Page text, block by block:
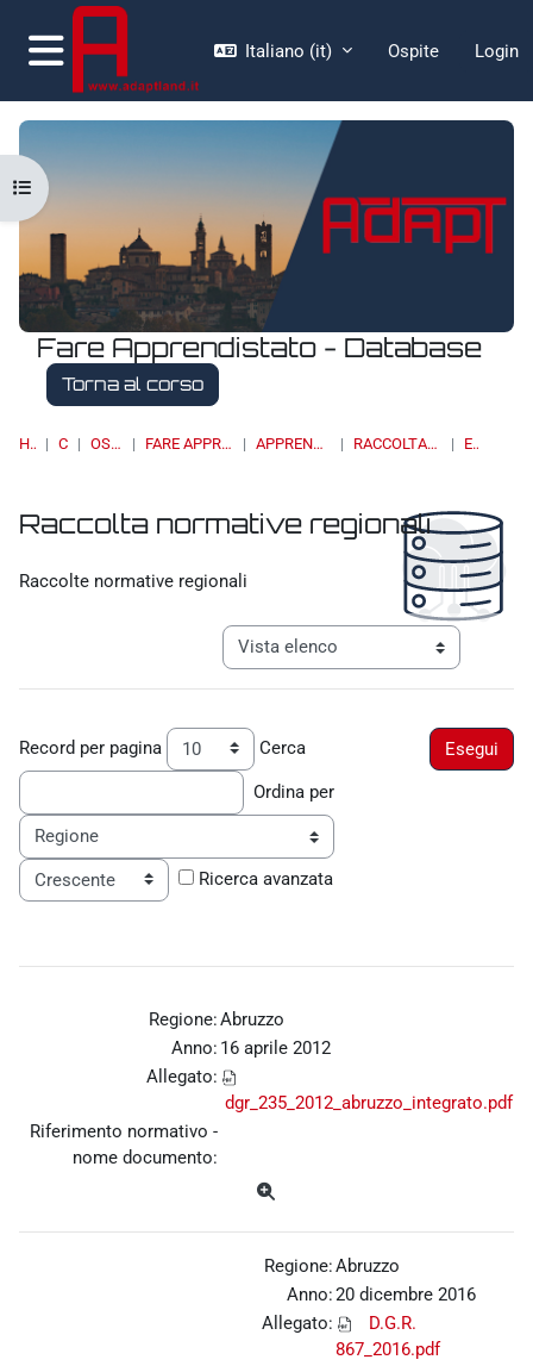
Vai al contenuto principale
Pannello laterale
Italiano ‎(it)‎ Ospite Login
Fare Apprendistato - Database
Torna al corso
HOME CORSI OSSERVATORI FARE APPRENDISTATO - DATABASE APPRENDISTATO DI I LIVELLO RACCOLTA NORMATIVE REGIONALI ELENCO
Apri indice del corso
Raccolta normative regionali
Raccolte normative regionali
Navigazione terziaria modalità
Record per pagina Cerca
Ordina per
Ricerca avanzata
Regione:Abruzzo
Anno: 16 aprile 2012
Allegato:
dgr_235_2012_abruzzo_integrato.pdf
Riferimento normativo -
nome documento:
Regione:Abruzzo
Anno:20 dicembre 2016
Allegato:
D.G.R.
867_2016.pdf